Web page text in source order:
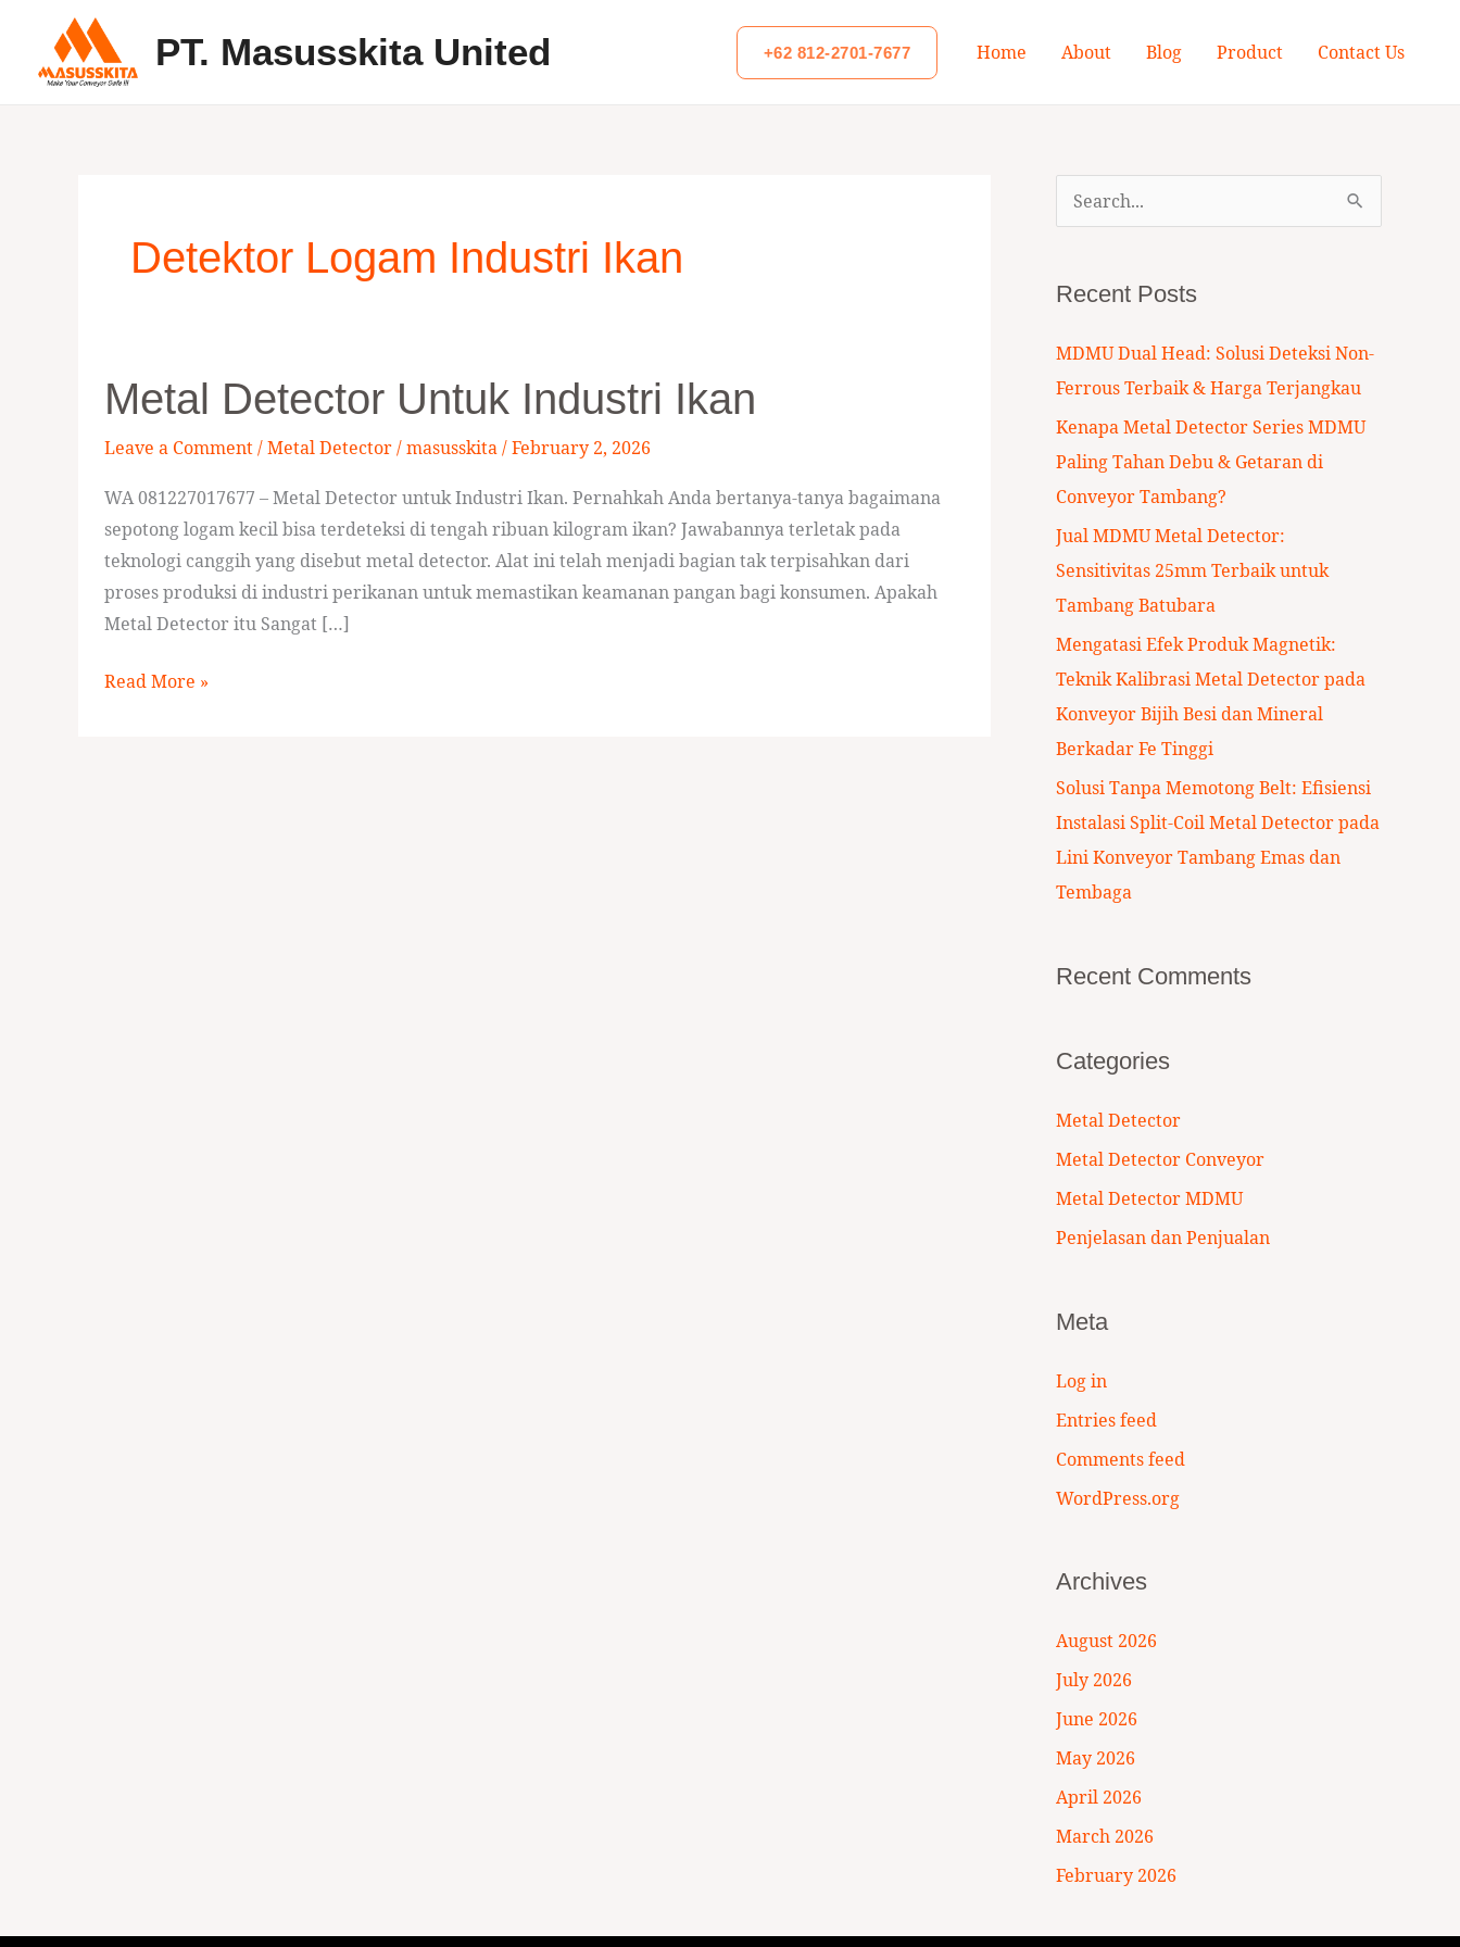
content
PT. Masusskita United +62 812-2701-7677 Home About Blog Product Contact Us
Detektor Logam Industri Ikan
Metal Detector Untuk Industri Ikan
Leave a Comment/Metal Detector/masusskita/February 2, 2026
WA 081227017677 – Metal Detector untuk Industri Ikan. Pernahkah Anda bertanya-tanya bagaimana
sepotong logam kecil bisa terdeteksi di tengah ribuan kilogram ikan? Jawabannya terletak pada
teknologi canggih yang disebut metal detector. Alat ini telah menjadi bagian tak terpisahkan dari
proses produksi di industri perikanan untuk memastikan keamanan pangan bagi konsumen. Apakah
Metal Detector itu Sangat […]
Detector
untuk
Industri
Read More »
r
c
h
Recent Posts
MDMU Dual Head: Solusi Deteksi Non-
Ferrous Terbaik & Harga Terjangkau
Kenapa Metal Detector Series MDMU
Paling Tahan Debu & Getaran di
Conveyor Tambang?
Jual MDMU Metal Detector:
Sensitivitas 25mm Terbaik untuk
Tambang Batubara
Mengatasi Efek Produk Magnetik:
Teknik Kalibrasi Metal Detector pada
Konveyor Bijih Besi dan Mineral
Berkadar Fe Tinggi
Solusi Tanpa Memotong Belt: Efisiensi
Instalasi Split-Coil Metal Detector pada
Lini Konveyor Tambang Emas dan
Tembaga
Recent Comments
Categories
Metal Detector
Metal Detector Conveyor
Metal Detector MDMU
Penjelasan dan Penjualan
Meta
Log in
Entries feed
Comments feed
WordPress.org
Archives
August 2026
July 2026
June 2026
May 2026
April 2026
March 2026
February 2026